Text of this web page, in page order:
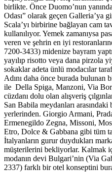
birlikte. Önce Duomo’nun
Odası” olarak geçen Galleria’ya
Scala’yı birbirine bağlayan cam
kullanılıyor. Yemek zamanıysa
veren ve şehrin en iyi
7200-3433) midenize bayram
yayılıp risotto veya dana pirzola
sokaklar adeta ünlü modacılar
Adını daha önce burada bulunan
ile Della Spiga, Manzoni, Via
cüzdanı dolu olan alışveriş
San Babila meydanları
yerlerinden. Giorgio Armani,
Ermenegildo Zegna, Missoni,
Etro, Dolce & Gabbana gibi tüm
İtalyanların gurur duydukları
müşterilerini bekliyorlar. Kalmak
modanın devi Bulgari’nin (Via
2337) farklı bir otel konseptini